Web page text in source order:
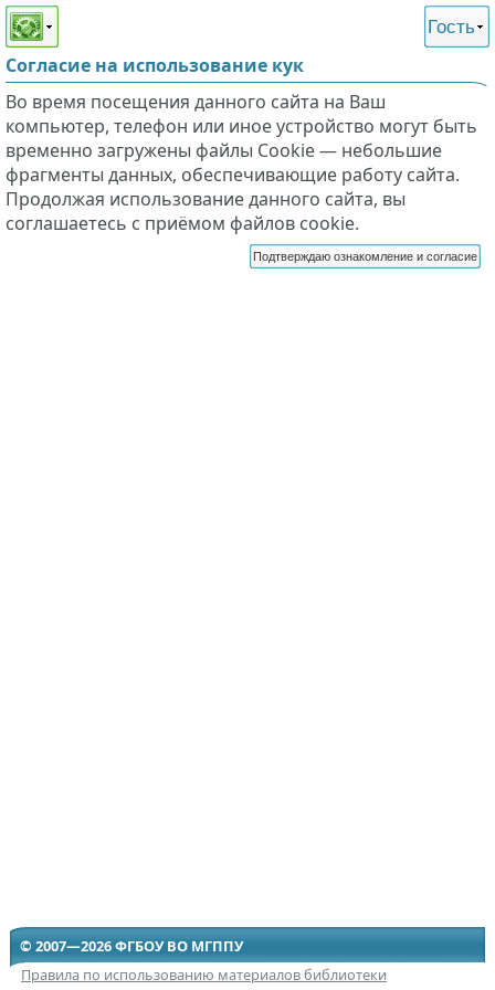
Этот сайт поддерживает
слабовидящих
Гость
Согласие на использование кук
Во время посещения данного сайта на Ваш
компьютер, телефон или иное устройство могут быть
временно загружены файлы Cookie — небольшие
фрагменты данных, обеспечивающие работу сайта.
Продолжая использование данного сайта, вы
соглашаетесь с приёмом файлов cookie.
Подтверждаю ознакомление и согласие
© 2007—2026 ФГБОУ ВО МГППУ
Правила по использованию материалов библиотеки